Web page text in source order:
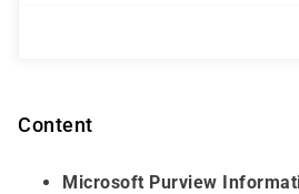
Content
Microsoft Purview